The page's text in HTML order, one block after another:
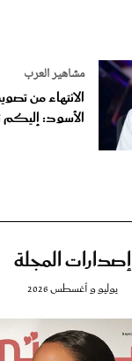
مشاهير العرب
الانتهاء من
الأسود: إليكم
إصدارات المجلة
يوليو و أغسطس 2026